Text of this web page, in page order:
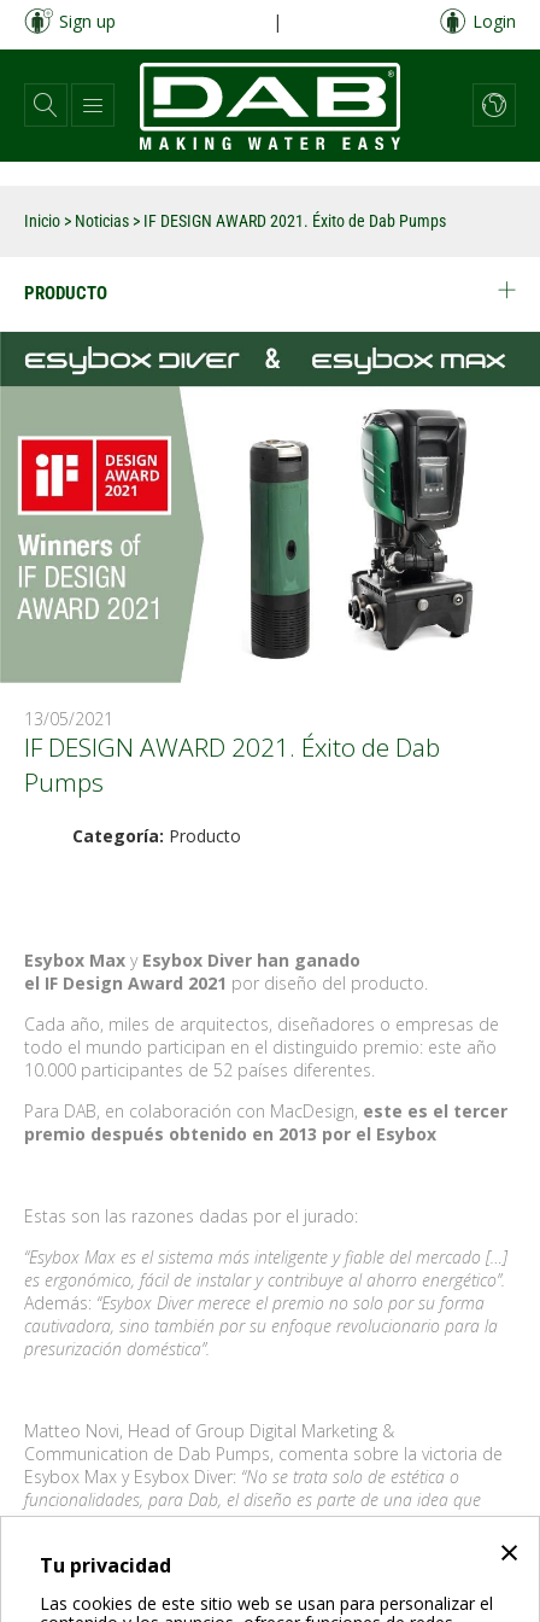
×
Tu privacidad
Las cookies de este sitio web se usan para personalizar el
Pasar
contenido
principal
Sign up | Login
Inicio > Noticias > IF DESIGN AWARD 2021. Éxito de Dab Pumps
PRODUCTO
13/05/2021
IF DESIGN AWARD 2021. Éxito de Dab
Pumps
Categoría: Producto
Esybox Max y Esybox Diver han ganado
el IF Design Award 2021 por diseño del producto.
Cada año, miles de arquitectos, diseñadores o empresas de
todo el mundo participan en el distinguido premio: este año
10.000 participantes de 52 países diferentes.
Para DAB, en colaboración con MacDesign, este es el tercer
premio después obtenido en 2013 por el Esybox
Estas son las razones dadas por el jurado:
“Esybox Max es el sistema más inteligente y fiable del mercado […]
es ergonómico, fácil de instalar y contribuye al ahorro energético”.
Además: “Esybox Diver merece el premio no solo por su forma
cautivadora, sino también por su enfoque revolucionario para la
presurización doméstica”.
Matteo Novi, Head of Group Digital Marketing &
Communication de Dab Pumps, comenta sobre la victoria de
Esybox Max y Esybox Diver: “No se trata solo de estética o
funcionalidades, para Dab, el diseño es parte de una idea que
transmite nuestra identidad de marca. En 2013, nada más
convirtiéndose en un hito por ser el primer grupo de presión
volver a celebrar este doble éxito como signo tangible de